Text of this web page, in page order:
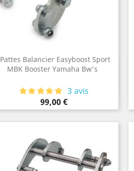
Pattes Balancier Easyboost Sport
MBK Booster Yamaha Bw's
Prix
99,00 €
3 avis
Aperçu rapide